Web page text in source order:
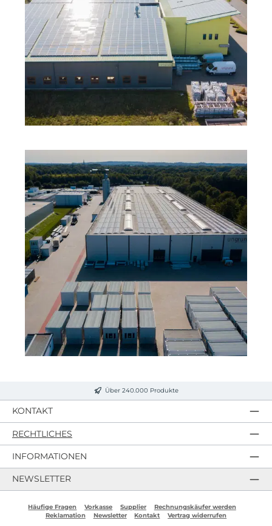
Über 240.000 Produkte
KONTAKT
RECHTLICHES
INFORMATIONEN
NEWSLETTER
Häufige Fragen Vorkasse Supplier
Rechnungskäufer werden
Reklamation
Newsletter Kontakt Vertrag widerrufen